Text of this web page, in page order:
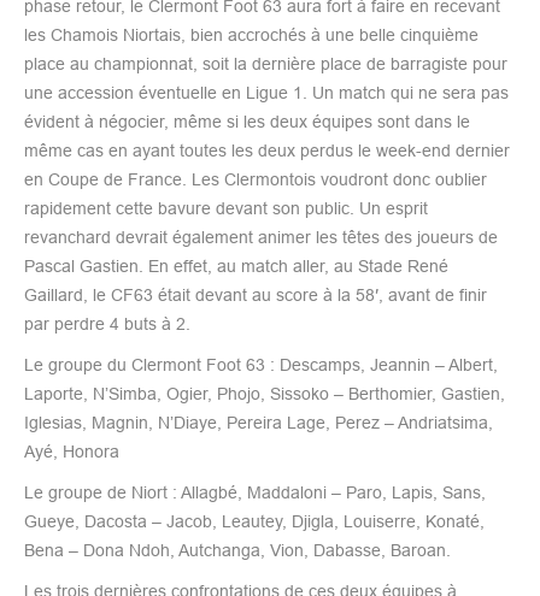
phase retour, le Clermont Foot 63 aura fort à faire en recevant
les Chamois Niortais, bien accrochés à une belle cinquième
place au championnat, soit la dernière place de barragiste pour
une accession éventuelle en Ligue 1. Un match qui ne sera pas
évident à négocier, même si les deux équipes sont dans le
même cas en ayant toutes les deux perdus le week-end dernier
en Coupe de France. Les Clermontois voudront donc oublier
rapidement cette bavure devant son public. Un esprit
revanchard devrait également animer les têtes des joueurs de
Pascal Gastien. En effet, au match aller, au Stade René
Gaillard, le CF63 était devant au score à la 58′, avant de finir
par perdre 4 buts à 2.
Le groupe du Clermont Foot 63 : Descamps, Jeannin – Albert,
Laporte, N’Simba, Ogier, Phojo, Sissoko – Berthomier, Gastien,
Iglesias, Magnin, N’Diaye, Pereira Lage, Perez – Andriatsima,
Ayé, Honora
Le groupe de Niort : Allagbé, Maddaloni – Paro, Lapis, Sans,
Gueye, Dacosta – Jacob, Leautey, Djigla, Louiserre, Konaté,
Bena – Dona Ndoh, Autchanga, Vion, Dabasse, Baroan.
Les trois dernières confrontations de ces deux équipes à